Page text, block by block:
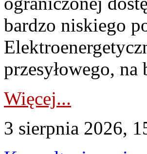
bardzo niskiego
przesyłowego,
Więcej...
3 sierpnia 2026,